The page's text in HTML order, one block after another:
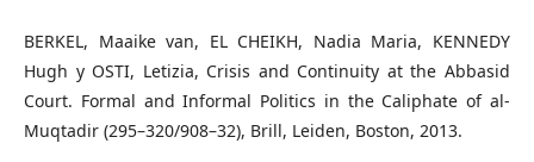
BERKEL, Maaike van, EL CHEIKH, Nadia Maria, KENNEDY
Hugh y OSTI, Letizia, Crisis and Continuity at the Abbasid
Court. Formal and Informal Politics in the Caliphate of al-
Muqtadir (295–320/908–32), Brill, Leiden, Boston, 2013.